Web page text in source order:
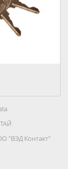
"ВЭД Контакт"